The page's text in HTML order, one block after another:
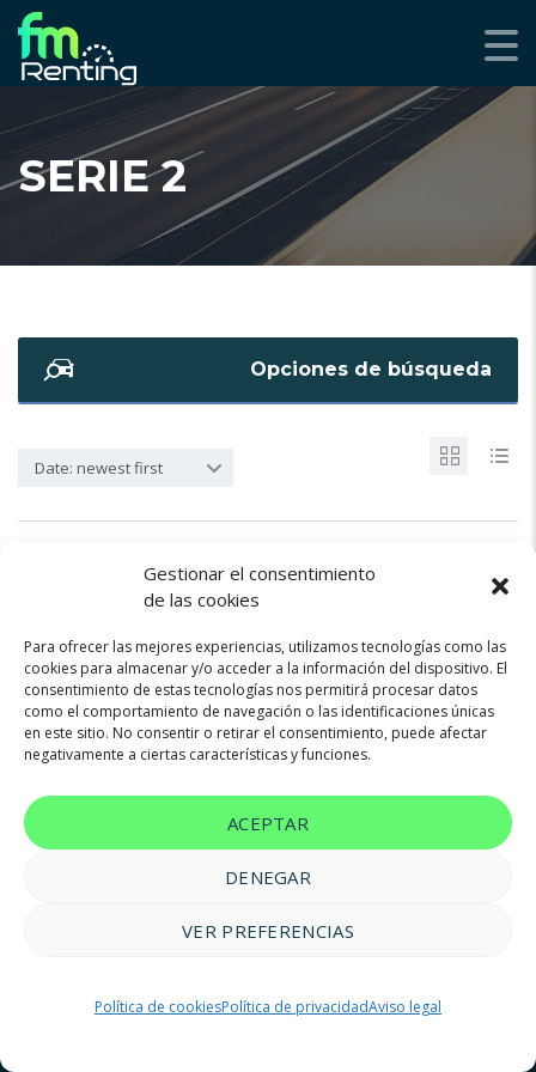
Gestionar el consentimiento
de las cookies
Para ofrecer las mejores experiencias, utilizamos tecnologías como las
cookies para almacenar y/o acceder a la información del dispositivo. El
consentimiento de estas tecnologías nos permitirá procesar datos
como el comportamiento de navegación o las identificaciones únicas
en este sitio. No consentir o retirar el consentimiento, puede afectar
negativamente a ciertas características y funciones.
ACEPTAR
DENEGAR
VER PREFERENCIAS
Política de cookiesPolítica de privacidadAviso legal
SERIE 2
Opciones de búsqueda
Date: newest first
Not found any vehicle based on your filter
Try another filter, location or keywords
Reset filters
de cookies|Accesibilidad